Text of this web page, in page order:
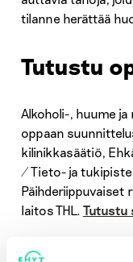
tilanne herättää
Tutustu
Alkoholi-, huume
oppaan
kilinikkasäätiö,
/ Tieto- ja tukipiste
Päihderiippuvaiset
laitos THL. Tutustu
”Jos haluat